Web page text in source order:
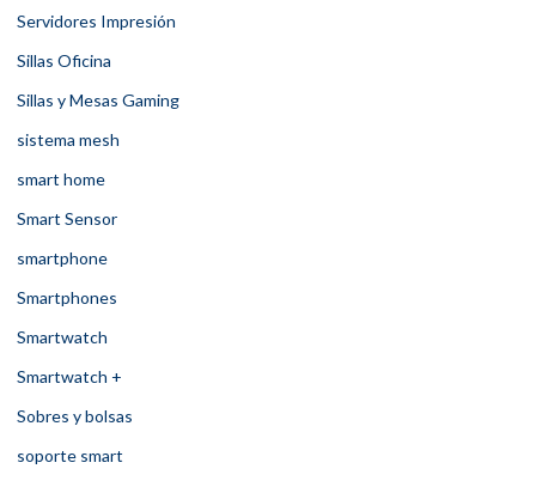
Servidores Impresión
Sillas Oficina
Sillas y Mesas Gaming
sistema mesh
smart home
Smart Sensor
smartphone
Smartphones
Smartwatch
Smartwatch +
Sobres y bolsas
soporte smart